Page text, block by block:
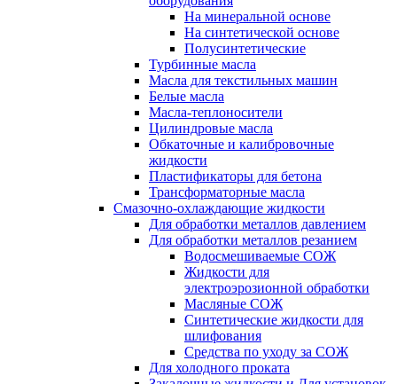
На минеральной основе
На синтетической основе
Полусинтетические
Турбинные масла
Масла для текстильных машин
Белые масла
Масла-теплоносители
Цилиндровые масла
Обкаточные и калибровочные
жидкости
Пластификаторы для бетона
Трансформаторные масла
Смазочно-охлаждающие жидкости
Для обработки металлов давлением
Для обработки металлов резанием
Водосмешиваемые СОЖ
Жидкости для
электроэрозионной обработки
Масляные СОЖ
Синтетические жидкости для
шлифования
Средства по уходу за СОЖ
Для холодного проката